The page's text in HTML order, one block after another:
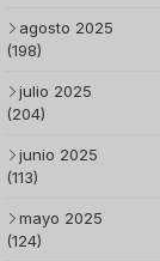
agosto 2025
(198)
julio 2025
(204)
junio 2025
(113)
mayo 2025
(124)